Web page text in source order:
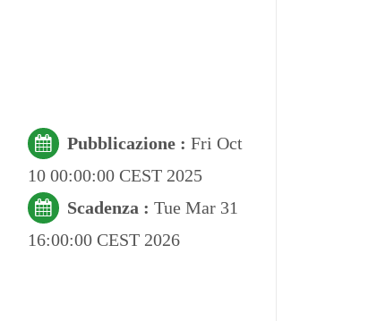
Pubblicazione : Fri Oct
10 00:00:00 CEST 2025
Scadenza : Tue Mar 31
16:00:00 CEST 2026